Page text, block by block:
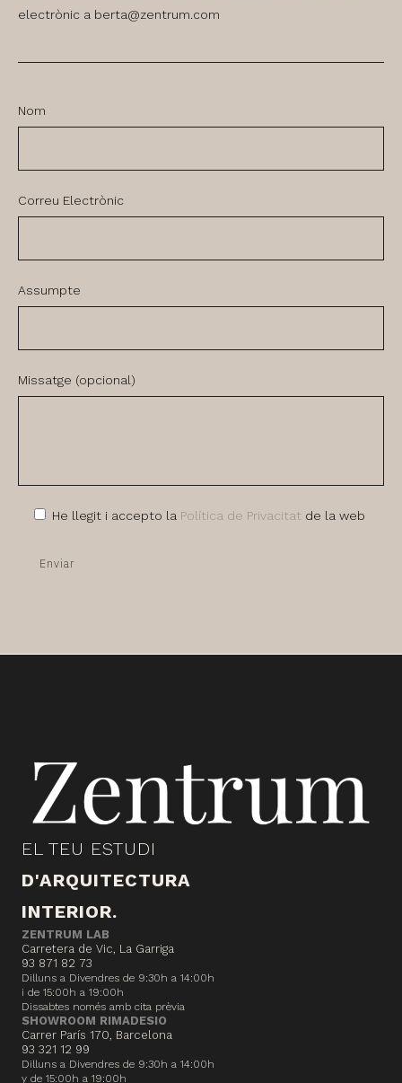
electrònic a berta@zentrum.com
Nom
Correu Electrònic
Assumpte
Missatge (opcional)
He llegit i accepto la Política de Privacitat de la web
EL TEU ESTUDI
D'ARQUITECTURA
INTERIOR.
ZENTRUM LAB
Carretera de Vic, La Garriga
93 871 82 73
Dilluns a Divendres de 9:30h a 14:00h
i de 15:00h a 19:00h
Dissabtes només amb cita prèvia
SHOWROOM RIMADESIO
Carrer París 170, Barcelona
93 321 12 99
Dilluns a Divendres de 9:30h a 14:00h
y de 15:00h a 19:00h